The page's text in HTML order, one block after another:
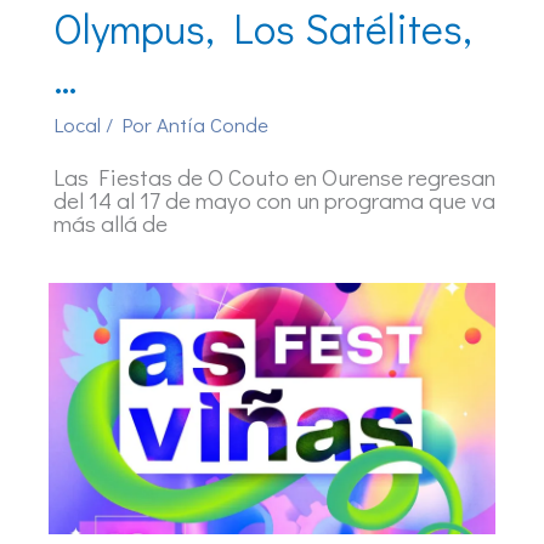
Olympus, Los Satélites,
…
Local / PorAntía Conde
Las Fiestas de O Couto en Ourense regresan
del 14 al 17 de mayo con un programa que va
más allá de